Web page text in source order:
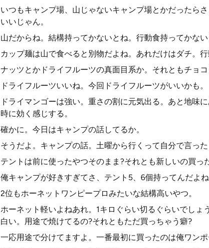
いつもキャンプ場、山じゃないキャンプ場とかだったら
いいじゃん。
山だからね。結構持ってかないとね。行動食持ってかな
カップ麺は山で食べると別物だよね。あれだけはダチ。
ナッツとかドライフルーツの真面目系か。それともチョ
ドライフルーツいいね。今回ドライフルーツがいいかも。
ドライマンゴーは強い。重さの割に元気出る。あと地味
時に効く感じする。
確かに。今日はキャンプの話してるか。
そうだよ。キャンプの話。土曜から行くって自分で言っ
テントは前に使ったやつそのまま?それとも新しいの買っ
俺キャンプが好きすぎてさ、テント5、6個持ってんだよ
2位もホーネットワンピープロみたいな結構高いやつ。
ホーネット軽いよねあれ。1キロぐらい切るぐらいでし
白い。用途で焼けてるの?それともただ買っちゃう癖?
一応用途で分けてますよ。一番最初に買ったのは俺ワンポ